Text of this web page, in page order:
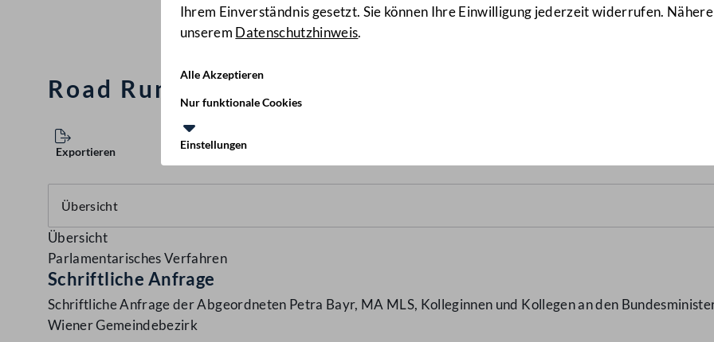
Ihrem Einverständnis gesetzt. Sie können Ihre Einwilligung jederzeit widerrufen.
unserem Datenschutzhinweis.
Alle Akzeptieren
Nur funktionale Cookies
Einstellungen
Road Runner im 10. Wiener Gemeindebezirk
Exportieren
Übersicht
Parlamentarisches Verfahren
Schriftliche Anfrage
Schriftliche Anfrage der Abgeordneten Petra Bayr, MA MLS, Kolleginnen und Kollegen an den
Wiener Gemeindebezirk